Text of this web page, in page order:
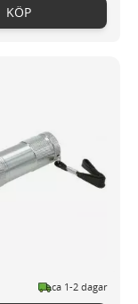
KÖP
ca 1-2 dagar